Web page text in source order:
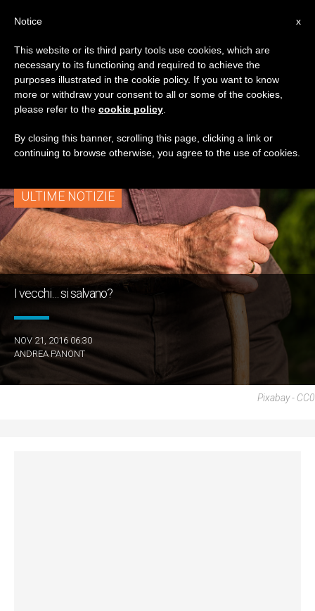
TAG
Posts Tagged ‘regno
Dei Cieli’
ULTIME NOTIZIE
I vecchi… si salvano?
NOV 21, 2016 06:30
ANDREA PANONT
Pixabay - CC0
x
Notice
This website or its third party tools use cookies, which are
necessary to its functioning and required to achieve the
purposes illustrated in the cookie policy. If you want to know
more or withdraw your consent to all or some of the cookies,
please refer to the cookie policy
By closing this banner, scrolling this page, clicking a link or
continuing to browse otherwise, you agree to the use of cookies.